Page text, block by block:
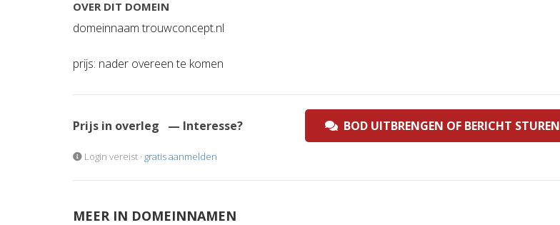
OVER DIT DOMEIN
domeinnaam trouwconcept.nl
prijs: nader overeen te komen
Prijs in overleg — Interesse? BOD UITBRENGEN OF BERICHT STUREN
Login vereist · gratis aanmelden
MEER IN DOMEINNAMEN